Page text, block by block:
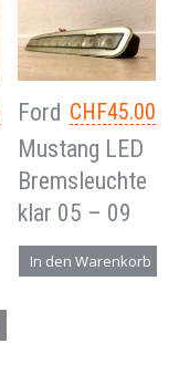
CHF45.00
Ford
Mustang LED
Bremsleuchte
klar 05 – 09
In den Warenkorb